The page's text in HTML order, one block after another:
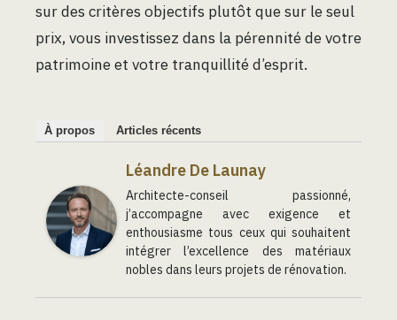
sur des critères objectifs plutôt que sur le seul
prix, vous investissez dans la pérennité de votre
patrimoine et votre tranquillité d’esprit.
À propos Articles récents
Léandre De Launay
Architecte-conseil passionné,
j’accompagne avec exigence et
enthousiasme tous ceux qui souhaitent
intégrer l’excellence des matériaux
nobles dans leurs projets de rénovation.